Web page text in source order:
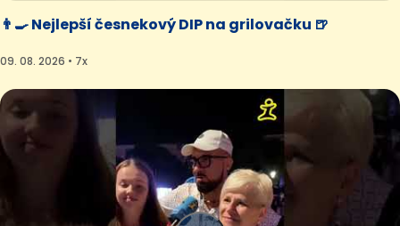
👨‍🍳 Nejlepší česnekový DIP na grilovačku 🍺
09. 08. 2026 • 7x